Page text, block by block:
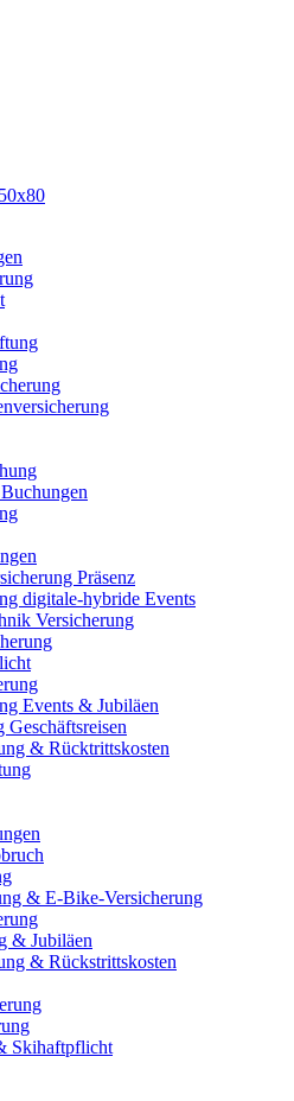
Präsenz
digitale-hybride Events
Versicherung
Events & Jubiläen
Geschäftsreisen
& Rücktrittskosten
& E-Bike-Versicherung
& Jubiläen
& Rückstrittskosten
Skihaftpflicht